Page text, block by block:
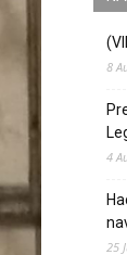
8
4
25